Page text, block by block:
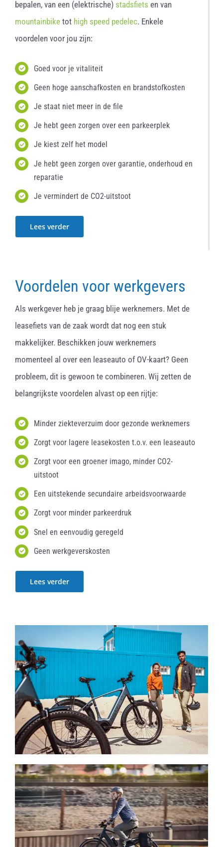
bepalen, van een (elektrische) stadsfiets en van
mountainbiketot high speed pedelec. Enkele
voordelen voor jou zijn:
Goed voor je vitaliteit
Geen hoge aanschafkosten en brandstofkosten
Je staat niet meer in de file
Je hebt geen zorgen over een parkeerplek
Je kiest zelf het model
Je hebt geen zorgen over garantie, onderhoud en
reparatie
Je vermindert de CO2-uitstoot
Lees verder
Voordelen voor werkgevers
Als werkgever heb je graag blije werknemers. Met de
leasefiets van de zaak wordt dat nog een stuk
makkelijker. Beschikken jouw werknemers
momenteel al over een leaseauto of OV-kaart? Geen
probleem, dit is gewoon te combineren. Wij zetten de
belangrijkste voordelen alvast op een rijtje:
Minder ziekteverzuim door gezonde werknemers
Zorgt voor lagere leasekosten t.o.v. een leaseauto
Zorgt voor een groener imago, minder CO2-
uitstoot
Een uitstekende secundaire arbeidsvoorwaarde
Zorgt voor minder parkeerdruk
Snel en eenvoudig geregeld
Geen werkgeverskosten
Lees verder